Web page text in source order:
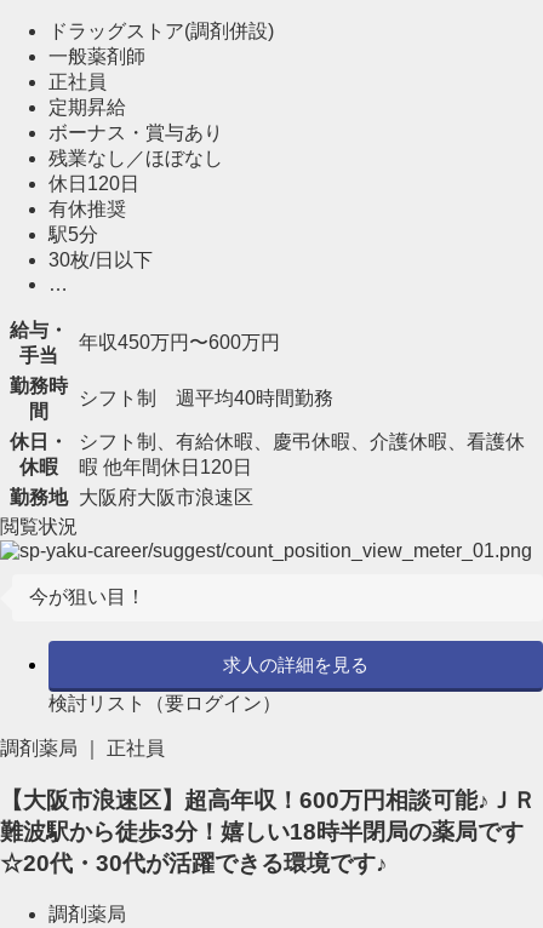
ドラッグストア(調剤併設)
一般薬剤師
正社員
定期昇給
ボーナス・賞与あり
残業なし／ほぼなし
休日120日
有休推奨
駅5分
30枚/日以下
…
給与・
手当
年収450万円〜600万円
勤務時
間
シフト制 週平均40時間勤務
休日・
休暇
シフト制、有給休暇、慶弔休暇、介護休暇、看護休
暇 他年間休日120日
勤務地 大阪府大阪市浪速区
閲覧状況
今が狙い目！
求人の詳細を見る
検討リスト（要ログイン）
調剤薬局 ｜ 正社員
【大阪市浪速区】超高年収！600万円相談可能♪ＪＲ
難波駅から徒歩3分！嬉しい18時半閉局の薬局です
☆20代・30代が活躍できる環境です♪
調剤薬局